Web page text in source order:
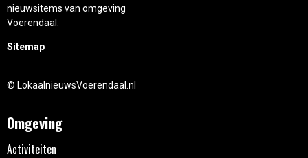
nieuwsitems van omgeving
Voerendaal.
Sitemap
© LokaalnieuwsVoerendaal.nl
Omgeving
Activiteiten